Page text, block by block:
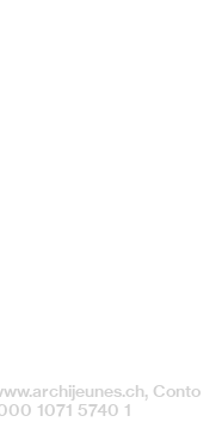
Conto
1071 5740 1